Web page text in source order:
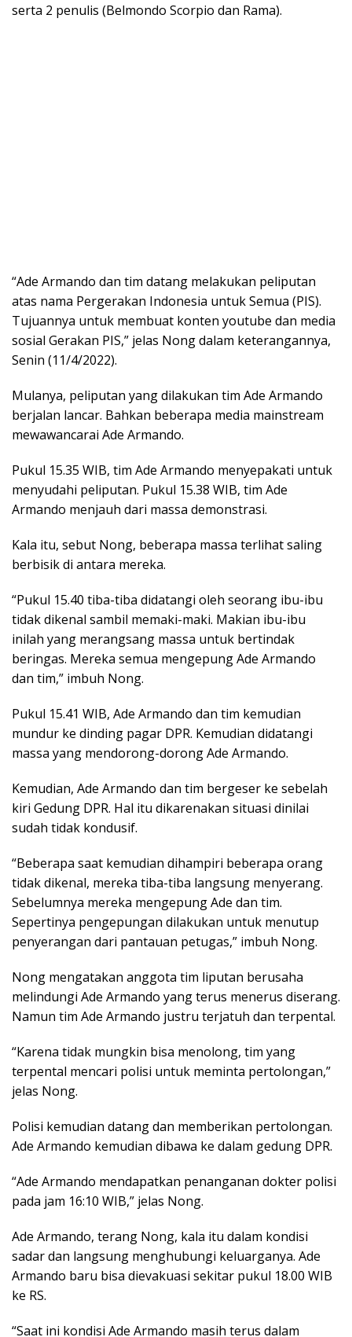
serta 2 penulis (Belmondo Scorpio dan Rama).
“Ade Armando dan tim datang melakukan peliputan
atas nama Pergerakan Indonesia untuk Semua (PIS).
Tujuannya untuk membuat konten youtube dan media
sosial Gerakan PIS,” jelas Nong dalam keterangannya,
Senin (11/4/2022).
Mulanya, peliputan yang dilakukan tim Ade Armando
berjalan lancar. Bahkan beberapa media mainstream
mewawancarai Ade Armando.
Pukul 15.35 WIB, tim Ade Armando menyepakati untuk
menyudahi peliputan. Pukul 15.38 WIB, tim Ade
Armando menjauh dari massa demonstrasi.
Kala itu, sebut Nong, beberapa massa terlihat saling
berbisik di antara mereka.
“Pukul 15.40 tiba-tiba didatangi oleh seorang ibu-ibu
tidak dikenal sambil memaki-maki. Makian ibu-ibu
inilah yang merangsang massa untuk bertindak
beringas. Mereka semua mengepung Ade Armando
dan tim,” imbuh Nong.
Pukul 15.41 WIB, Ade Armando dan tim kemudian
mundur ke dinding pagar DPR. Kemudian didatangi
massa yang mendorong-dorong Ade Armando.
Kemudian, Ade Armando dan tim bergeser ke sebelah
kiri Gedung DPR. Hal itu dikarenakan situasi dinilai
sudah tidak kondusif.
“Beberapa saat kemudian dihampiri beberapa orang
tidak dikenal, mereka tiba-tiba langsung menyerang.
Sebelumnya mereka mengepung Ade dan tim.
Sepertinya pengepungan dilakukan untuk menutup
penyerangan dari pantauan petugas,” imbuh Nong.
Nong mengatakan anggota tim liputan berusaha
melindungi Ade Armando yang terus menerus diserang.
Namun tim Ade Armando justru terjatuh dan terpental.
“Karena tidak mungkin bisa menolong, tim yang
terpental mencari polisi untuk meminta pertolongan,”
jelas Nong.
Polisi kemudian datang dan memberikan pertolongan.
Ade Armando kemudian dibawa ke dalam gedung DPR.
“Ade Armando mendapatkan penanganan dokter polisi
pada jam 16:10 WIB,” jelas Nong.
Ade Armando, terang Nong, kala itu dalam kondisi
sadar dan langsung menghubungi keluarganya. Ade
Armando baru bisa dievakuasi sekitar pukul 18.00 WIB
ke RS.
“Saat ini kondisi Ade Armando masih terus dalam